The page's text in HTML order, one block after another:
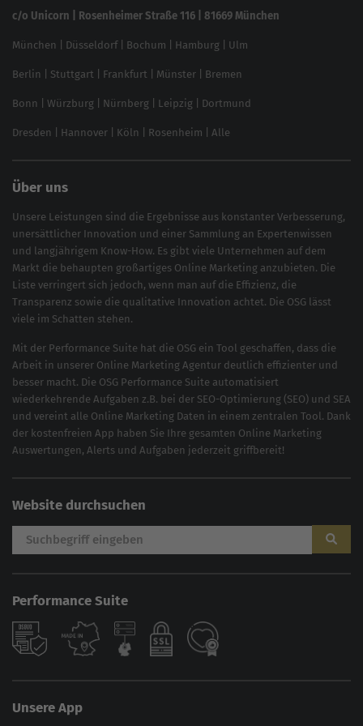
Linkbuilding 2025
Local SEO
SEO für Online Shops
Brand Monitoring 2025
c/o Unicorn | Rosenheimer Straße 116 | 81669 München
München Düsseldorf| Bochum Hamburg Ulm
Berlin Stuttgart Frankfurt Münster Bremen
Bonn Würzburg Nürnberg Leipzig Dortmund
Dresden Hannover Köln Rosenheim Alle
Über uns
Unsere Leistungen sind die Ergebnisse aus konstanter Verbesserung,
unersättlicher Innovation und einer Sammlung an Expertenwissen
und langjährigem Know-How. Es gibt viele Unternehmen auf dem
Markt die behaupten großartiges Online Marketing anzubieten. Die
Liste verringert sich jedoch, wenn man auf die Effizienz, die
Transparenz sowie die qualitative Innovation achtet. Die OSG lässt
viele im Schatten stehen.
Mit der Performance Suite hat die OSG ein Tool geschaffen, dass die
Arbeit in unserer Online Marketing Agentur deutlich effizienter und
besser macht. Die OSG Performance Suite automatisiert
wiederkehrende Aufgaben z.B. bei der SEO-Optimierung (SEO) und SEA
und vereint alle Online Marketing Daten in einem zentralen Tool. Dank
der kostenfreien App haben Sie Ihre gesamten Online Marketing
Auswertungen, Alerts und Aufgaben jederzeit griffbereit!
Website durchsuchen
Performance Suite
Unsere App